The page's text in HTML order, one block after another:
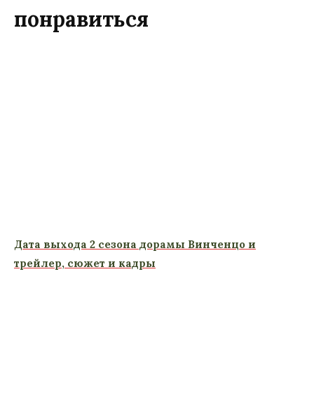
понравиться
Дата выхода 2 сезона дорамы Винченцо и
трейлер, сюжет и кадры